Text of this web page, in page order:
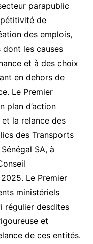
parapublic
de
des emplois,
dont les causes
et à des choix
en dehors de
Le Premier
plan d’action
la relance des
des Transports
SA, à
Le Premier
ministériels
régulier desdites
et
de ces entités.